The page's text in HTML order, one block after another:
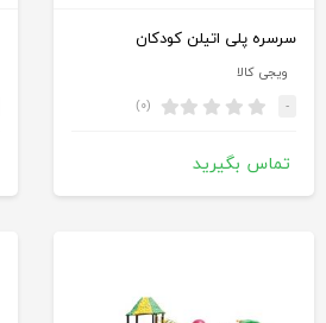
سرسره پلی اتیلن کودکان
ویجی کالا
- (۰)
تماس بگیرید